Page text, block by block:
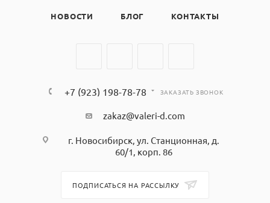
НОВОСТИ БЛОГ КОНТАКТЫ
+7 (923) 198-78-78 ЗАКАЗАТЬ ЗВОНОК
zakaz@valeri-d.com
г. Новосибирск, ул. Станционная, д.
60/1, корп. 86
ПОДПИСАТЬСЯ НА РАССЫЛКУ